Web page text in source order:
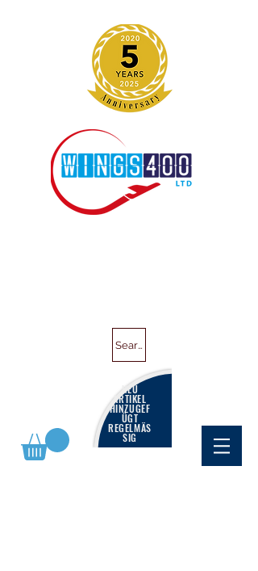
Search
NEU
ARTIKEL
HINZUGEF
ÜGT
REGELMÄS
SIG